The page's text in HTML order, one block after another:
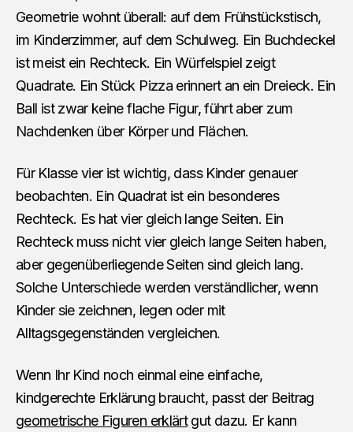
Geometrie wohnt überall: auf dem Frühstückstisch,
im Kinderzimmer, auf dem Schulweg. Ein Buchdeckel
ist meist ein Rechteck. Ein Würfelspiel zeigt
Quadrate. Ein Stück Pizza erinnert an ein Dreieck. Ein
Ball ist zwar keine flache Figur, führt aber zum
Nachdenken über Körper und Flächen.
Für Klasse vier ist wichtig, dass Kinder genauer
beobachten. Ein Quadrat ist ein besonderes
Rechteck. Es hat vier gleich lange Seiten. Ein
Rechteck muss nicht vier gleich lange Seiten haben,
aber gegenüberliegende Seiten sind gleich lang.
Solche Unterschiede werden verständlicher, wenn
Kinder sie zeichnen, legen oder mit
Alltagsgegenständen vergleichen.
Wenn Ihr Kind noch einmal eine einfache,
kindgerechte Erklärung braucht, passt der Beitrag
geometrische Figuren erklärtgut dazu. Er kann